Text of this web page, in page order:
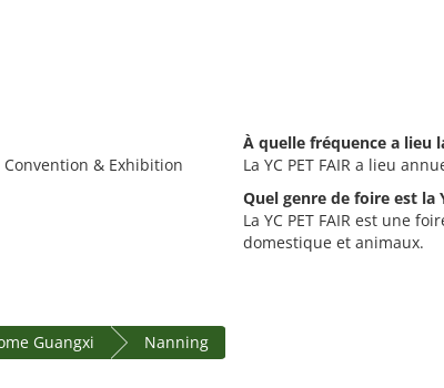
& Exhibition
À quelle fréquence a lieu
La YC PET FAIR a lieu
Quel genre de foire est la
La YC PET FAIR est une
domestique et animaux.
Guangxi Nanning